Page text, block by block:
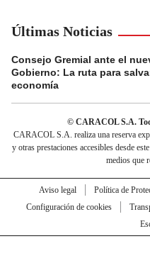
Últimas Noticias
Consejo Gremial ante el
Gobierno: La ruta para
economía
© CARACOL S.A.
CARACOL S.A. realiza una reserva
y otras prestaciones accesibles desde
medios que
Aviso legal Política de
Configuración de cookies